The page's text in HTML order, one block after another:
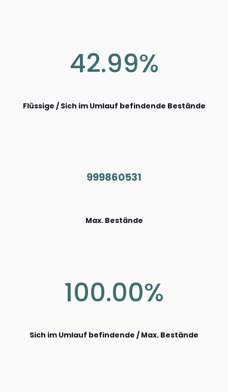
42.99%
Flüssige / Sich im Umlauf befindende Bestände
999860531
Max. Bestände
100.00%
Sich im Umlauf befindende / Max. Bestände